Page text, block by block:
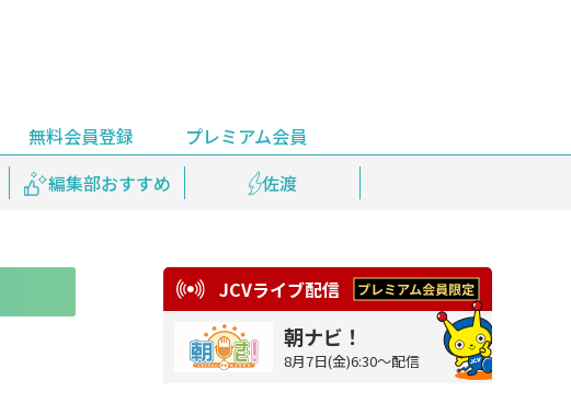
編集部おすすめ 佐渡
高百景 鉄道情報
無料会員登録
プレミアム会員
ミアム会員登録
JCVライブ配信
朝ナビ！
8月7日(金)6:30～配信